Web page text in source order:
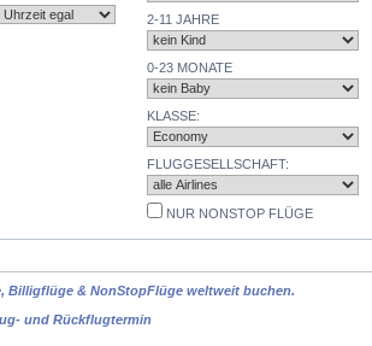
2-11 JAHRE
0-23 MONATE
KLASSE:
FLUGGESELLSCHAFT:
NUR NONSTOP FLÜGE
Billigflüge & NonStopFlüge weltweit buchen.
und Rückflugtermin